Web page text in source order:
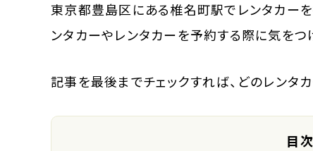
東京都豊島区にある椎名町駅でレンタカー
ンタカーやレンタカーを予約する際に気をつ
記事を最後までチェックすれば、どのレンタ
目次